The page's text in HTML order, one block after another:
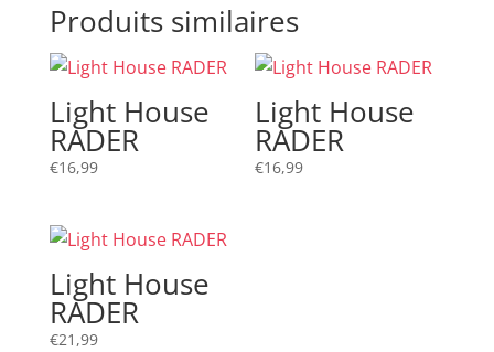
Produits similaires
Light House
RADER
€16,99
Light House
RADER
€16,99
Light House
RADER
€21,99